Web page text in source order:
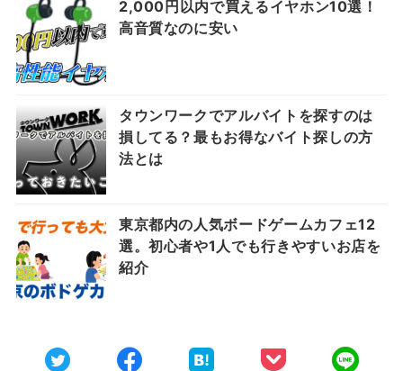
2,000円以内で買えるイヤホン10選！
高音質なのに安い
タウンワークでアルバイトを探すのは
損してる？最もお得なバイト探しの方
法とは
東京都内の人気ボードゲームカフェ12
選。初心者や1人でも行きやすいお店を
紹介